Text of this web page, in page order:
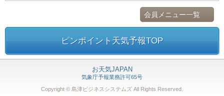
会員メニュー一覧
ピンポイント天気予報TOP
お天気JAPAN
気象庁予報業務許可65号
Copyright © 島津ビジネスシステムズ All Rights Reserved.